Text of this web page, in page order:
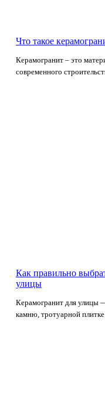
Что такое
Керамогранит – это
современного
Как правильно
улицы
Керамогранит для улицы
камню, тротуарной плитке